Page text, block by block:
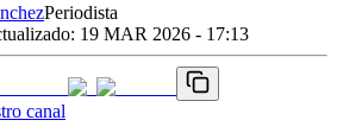
Periodista
19 MAR 2026 - 17:13
canal